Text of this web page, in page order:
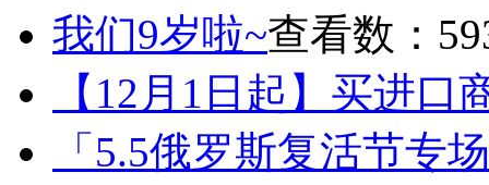
我们9岁啦~查看数：
【12月1日起】买进口
「5.5俄罗斯复活节专